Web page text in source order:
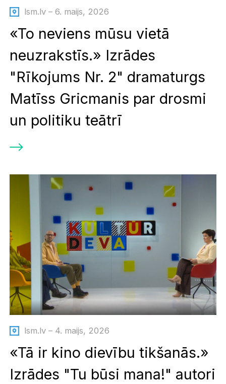
lsm.lv – 6. maijs, 2026
«To neviens mūsu vietā
neuzrakstīs.» Izrādes
"Rīkojums Nr. 2" dramaturgs
Matīss Gricmanis par drosmi
un politiku teātrī
lsm.lv – 4. maijs, 2026
«Tā ir kino dievību tikšanās.»
Izrādes "Tu būsi mana!" autori